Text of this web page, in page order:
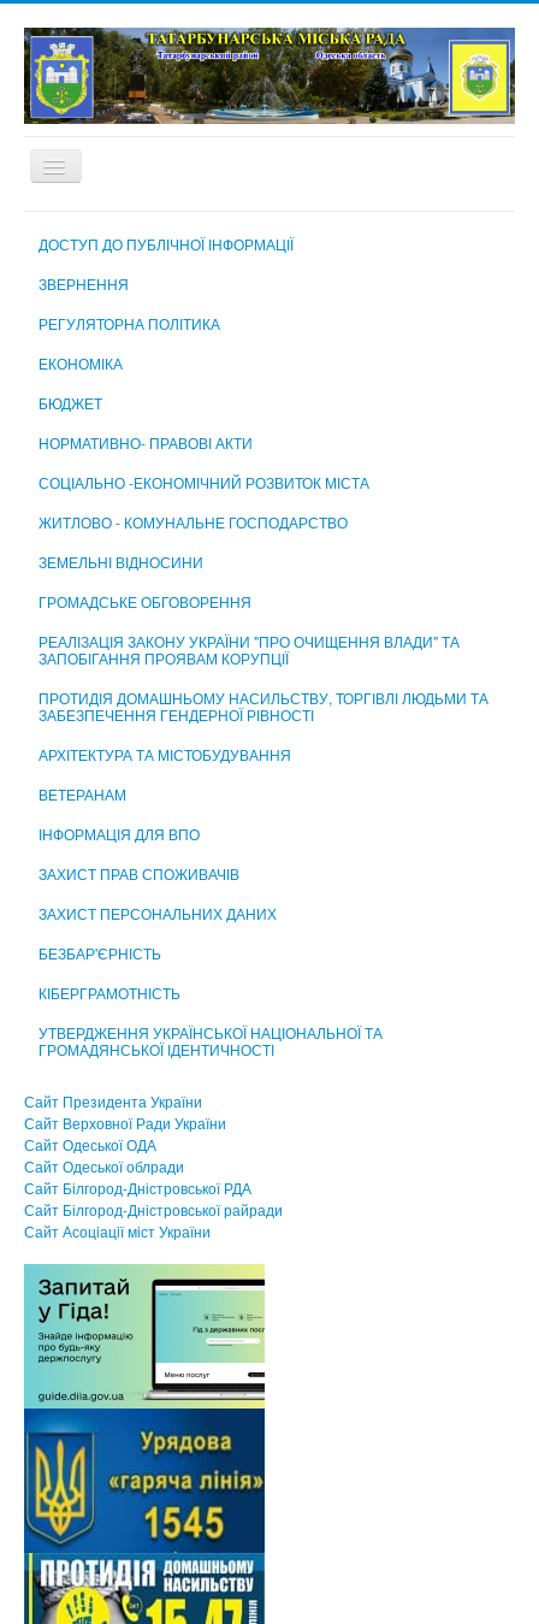
КОМУНАЛЬНІ ПІДПРИЄМСТВА, УСТАНОВИ ТА ЗАКЛАДИ
МІСЬКА ВИБОРЧА КОМІСІЯ
ЦЕНТР НАДАННЯ АДМІНІСТРАТИВНИХ ПОСЛУГ
ДОСТУП ДО ПУБЛІЧНОЇ ІНФОРМАЦІЇ
ЗВЕРНЕННЯ
РЕГУЛЯТОРНА ПОЛІТИКА
ЕКОНОМІКА
БЮДЖЕТ
НОРМАТИВНО- ПРАВОВІ АКТИ
СОЦІАЛЬНО -ЕКОНОМІЧНИЙ РОЗВИТОК МІСТА
ЖИТЛОВО - КОМУНАЛЬНЕ ГОСПОДАРСТВО
ЗЕМЕЛЬНІ ВІДНОСИНИ
ГРОМАДСЬКЕ ОБГОВОРЕННЯ
РЕАЛІЗАЦІЯ ЗАКОНУ УКРАЇНИ "ПРО ОЧИЩЕННЯ ВЛАДИ" ТА
ЗАПОБІГАННЯ ПРОЯВАМ КОРУПЦІЇ
ПРОТИДІЯ ДОМАШНЬОМУ НАСИЛЬСТВУ, ТОРГІВЛІ ЛЮДЬМИ ТА
ЗАБЕЗПЕЧЕННЯ ГЕНДЕРНОЇ РІВНОСТІ
АРХІТЕКТУРА ТА МІСТОБУДУВАННЯ
ВЕТЕРАНАМ
ІНФОРМАЦІЯ ДЛЯ ВПО
ЗАХИСТ ПРАВ СПОЖИВАЧІВ
ЗАХИСТ ПЕРСОНАЛЬНИХ ДАНИХ
БЕЗБАР'ЄРНІСТЬ
КІБЕРГРАМОТНІСТЬ
УТВЕРДЖЕННЯ УКРАЇНСЬКОЇ НАЦІОНАЛЬНОЇ ТА
ГРОМАДЯНСЬКОЇ ІДЕНТИЧНОСТІ
Сайт Президента України
Сайт Верховної Ради України
Сайт Одеської ОДА
Сайт Одеської облради
Сайт Білгород-Дністровської РДА
Сайт Білгород-Дністровської райради
Сайт Асоцiацiї мiст України